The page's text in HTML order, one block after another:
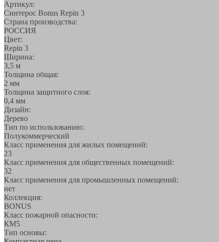
Артикул:
Синтерос Bonus Repin 3
Страна производства:
РОССИЯ
Цвет:
Repin 3
Ширина:
3,5 м
Толщина общая:
2 мм
Толщина защитного слоя:
0,4 мм
Дизайн:
Дерево
Тип по использованию:
Полукоммерческий
Класс применения для жилых помещений:
23
Класс применения для общественных помещений:
32
Класс применения для промышленных помещений:
нет
Коллекция:
BONUS
Класс пожарной опасности:
КМ5
Тип основы: